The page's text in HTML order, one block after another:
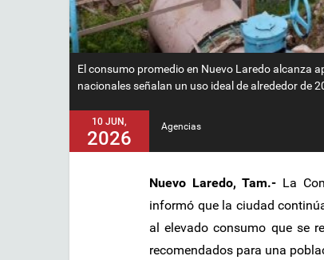
El consumo promedio en Nuevo Laredo alcanza
nacionales señalan un uso ideal de alrededor de
10 JUN,
2026
Agencias
Nuevo Laredo, Tam.- La
informó que la ciudad
al elevado consumo que se
recomendados para una